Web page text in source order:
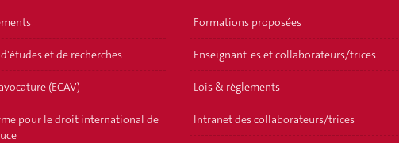
et de recherches
(ECAV)
pour le droit international de
Formations proposées
Enseignant-es et collaborateurs/trices
Lois & règlements
Intranet des collaborateurs/trices